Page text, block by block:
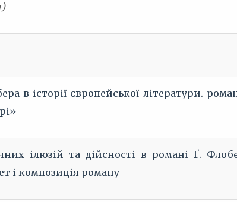
в історії європейської літератури.
ілюзій та дійсності в романі Ґ.
і композиція роману